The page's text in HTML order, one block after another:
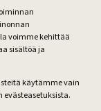
voimme kehittää
sisältöä ja
käytämme vain